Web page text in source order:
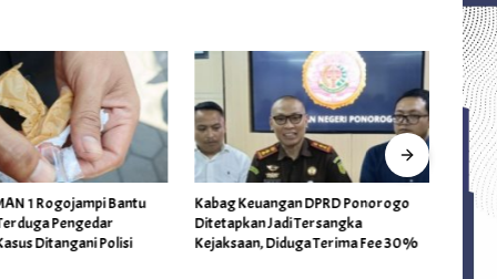
1 Rogojampi Bantu
Pengedar
Ditangani Polisi
Kabag Keuangan DPRD Ponorogo
Ditetapkan Jadi Tersangka
Kejaksaan, Diduga Terima Fee 30%